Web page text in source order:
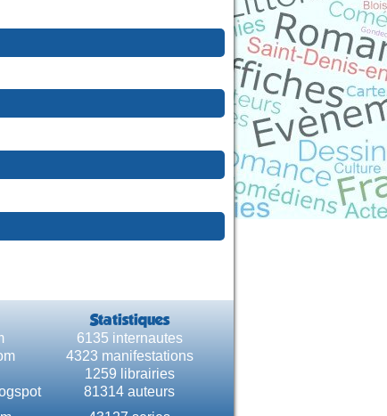
Statistiques
6135 internautes
4323 manifestations
1259 librairies
81314 auteurs